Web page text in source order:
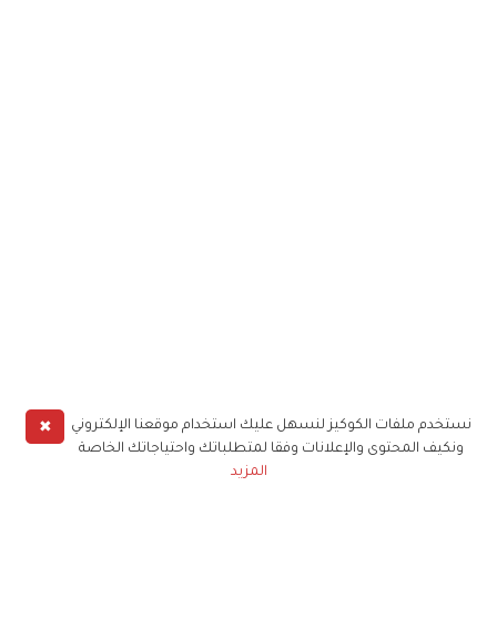
✖
نستخدم ملفات الكوكيز لنسهل عليك استخدام موقعنا الإلكتروني
ونكيف المحتوى والإعلانات وفقا لمتطلباتك واحتياجاتك الخاصة
المزيد